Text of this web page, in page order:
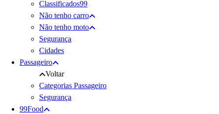
Classificados99
Não tenho carro
Não tenho moto
Segurança
Cidades
Passageiro
Voltar
Categorias Passageiro
Segurança
99Food